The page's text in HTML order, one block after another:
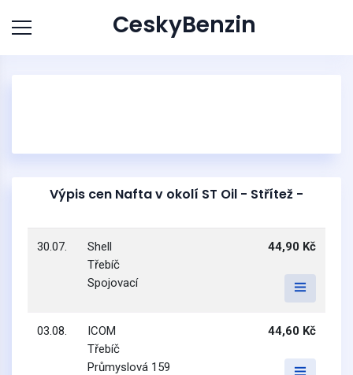
CeskyBenzin
Výpis cen Nafta v okolí ST Oil - Střítež -
30.07.
Shell
Třebíč
Spojovací
44,90 Kč
03.08.
ICOM
Třebíč
Průmyslová 159
44,60 Kč